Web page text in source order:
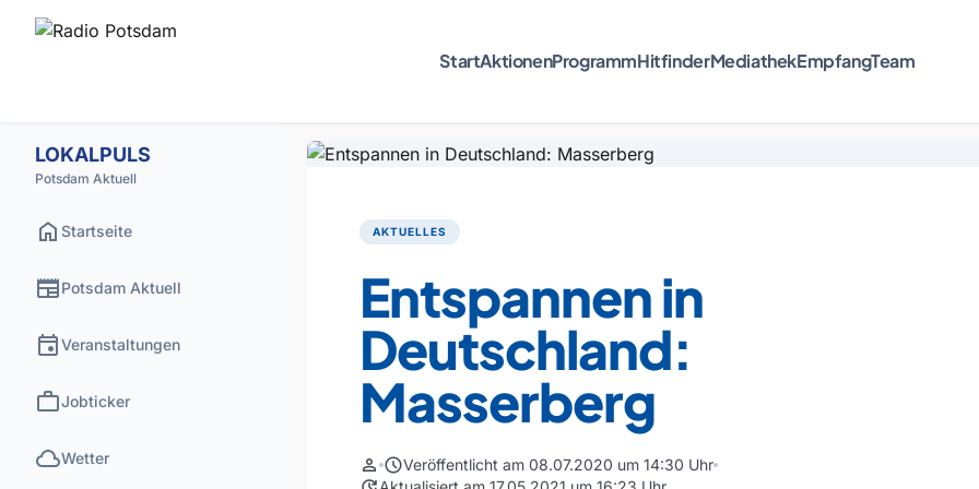
StartAktionenProgrammHitfinderMediathekEmpfangTeam
LOKALPULS
Potsdam Aktuell
home Startseite
newspaperPotsdam Aktuell
eventVeranstaltungen
workJobticker
cloudWetter
AKTUELLES
Entspannen in
Deutschland:
Masserberg
person scheduleVeröffentlicht am 08.07.2020 um 14:30 Uhr